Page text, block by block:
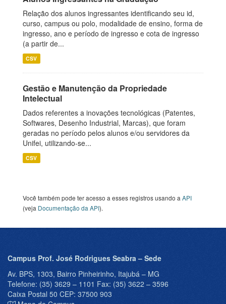
Relação dos alunos ingressantes identificando seu id,
curso, campus ou polo, modalidade de ensino, forma de
ingresso, ano e período de ingresso e cota de ingresso
(a partir de...
CSV
Gestão e Manutenção da Propriedade
Intelectual
Dados referentes a inovações tecnológicas (Patentes,
Softwares, Desenho Industrial, Marcas), que foram
geradas no período pelos alunos e/ou servidores da
Unifei, utilizando-se...
CSV
Você também pode ter acesso a esses registros usando a API
(veja Documentação da API).
Campus Prof. José Rodrigues Seabra – Sede
Av. BPS, 1303, Bairro Pinheirinho, Itajubá – MG
Telefone: (35) 3629 – 1101 Fax: (35) 3622 – 3596
Caixa Postal 50 CEP: 37500 903